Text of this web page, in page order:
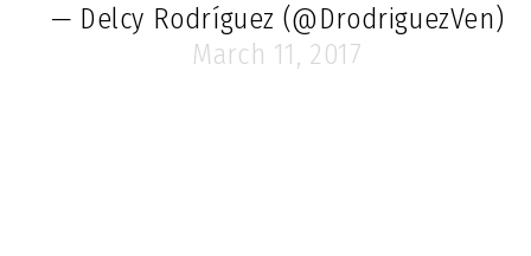
— Delcy Rodríguez (@DrodriguezVen)
March 11, 2017